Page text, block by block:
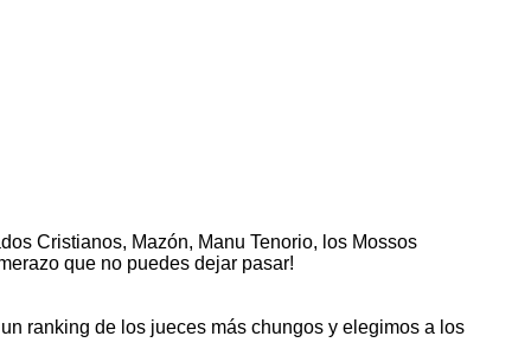
Cristianos, Mazón, Manu Tenorio, los Mossos
que no puedes dejar pasar!
ranking de los jueces más chungos y elegimos a los